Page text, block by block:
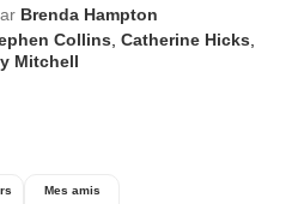
Brenda Hampton
Collins ,Catherine Hicks
Mitchell
Mes amis